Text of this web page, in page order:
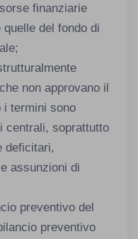
finanziarie
del fondo di
non approvano il
i termini sono
centrali, soprattutto
deficitari,
assunzioni di
preventivo del
preventivo